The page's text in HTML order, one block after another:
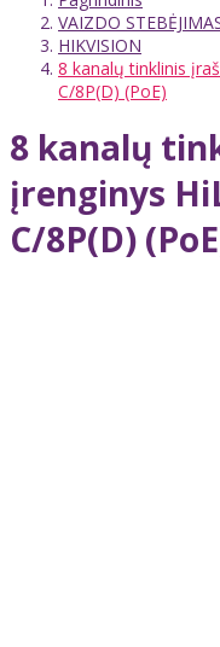
VAIZDO
HIKVISION
8 kanalų tinklinis
C/8P(D) (PoE)
8 kanalų
įrenginys
C/8P(D)